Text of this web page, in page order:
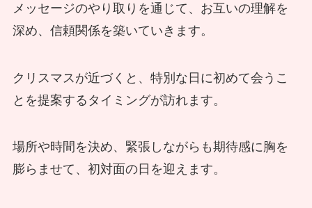
メッセージのやり取りを通じて、お互いの理解を
深め、信頼関係を築いていきます。
クリスマスが近づくと、特別な日に初めて会うこ
とを提案するタイミングが訪れます。
場所や時間を決め、緊張しながらも期待感に胸を
膨らませて、初対面の日を迎えます。